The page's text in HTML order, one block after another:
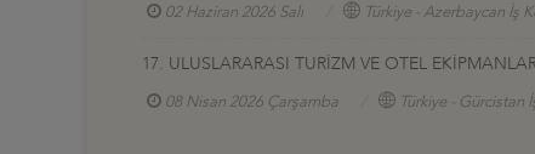
02 Haziran 2026 Salı Türkiye - Azerbaycan İş
17. ULUSLARARASI TURİZM VE OTEL
08 Nisan 2026 Çarşamba Türkiye - Gürcistan